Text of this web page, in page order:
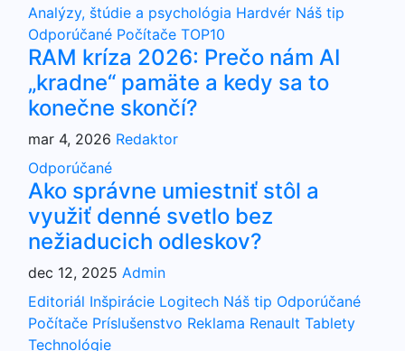
Analýzy, štúdie a psychológia Hardvér Náš tip
Odporúčané Počítače TOP10
RAM kríza 2026: Prečo nám AI
„kradne“ pamäte a kedy sa to
konečne skončí?
mar 4, 2026 Redaktor
Odporúčané
Ako správne umiestniť stôl a
využiť denné svetlo bez
nežiaducich odleskov?
dec 12, 2025 Admin
Editoriál Inšpirácie Logitech Náš tip Odporúčané
Počítače Príslušenstvo Reklama Renault Tablety
Technológie